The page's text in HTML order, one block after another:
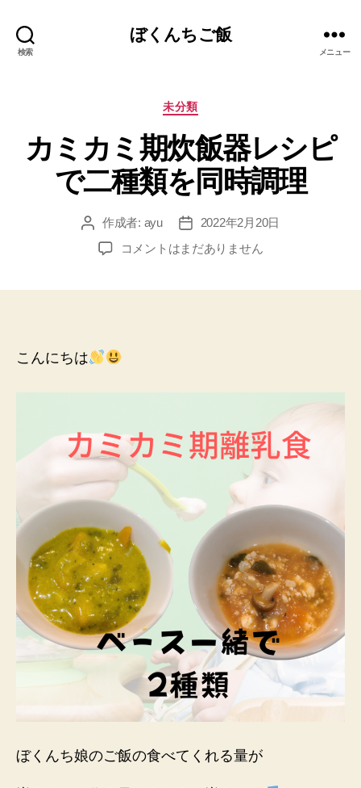
検索
ぼくんちご飯
メニュー
カ
ゴ
リ
ー
未分類
カミカミ期炊飯器レシピ
で二種類を同時調理
投
稿
作成者: ayu
投
稿
日
2022年2月20日
カ
飯
で
二
を
同
時
調
理
へ
の
コメントはまだありません
こんにちは
ぼくんち娘のご飯の食べてくれる量が